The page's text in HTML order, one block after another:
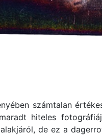
számtalan
hiteles
alakjáról, de ez a